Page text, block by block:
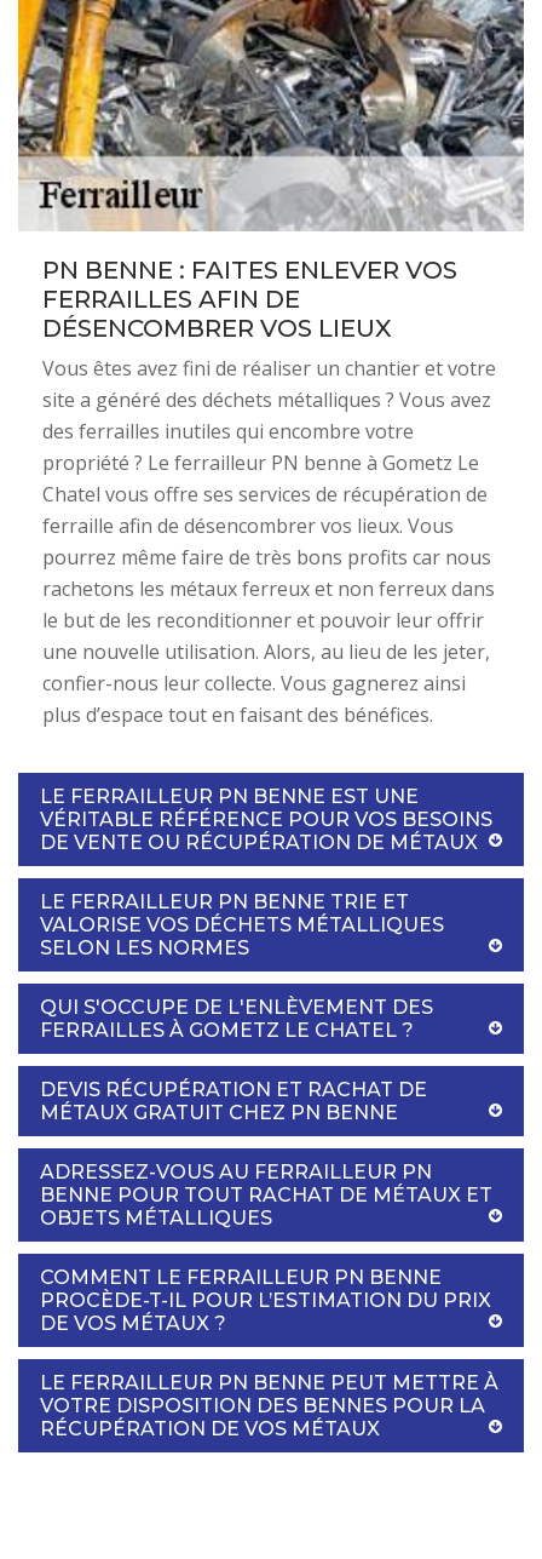
PN BENNE : FAITES ENLEVER VOS
FERRAILLES AFIN DE
DÉSENCOMBRER VOS LIEUX
Vous êtes avez fini de réaliser un chantier et votre
site a généré des déchets métalliques ? Vous avez
des ferrailles inutiles qui encombre votre
propriété ? Le ferrailleur PN benne à Gometz Le
Chatel vous offre ses services de récupération de
ferraille afin de désencombrer vos lieux. Vous
pourrez même faire de très bons profits car nous
rachetons les métaux ferreux et non ferreux dans
le but de les reconditionner et pouvoir leur offrir
une nouvelle utilisation. Alors, au lieu de les jeter,
confier-nous leur collecte. Vous gagnerez ainsi
plus d’espace tout en faisant des bénéfices.
LE FERRAILLEUR PN BENNE EST UNE
VÉRITABLE RÉFÉRENCE POUR VOS BESOINS
DE VENTE OU RÉCUPÉRATION DE MÉTAUX
LE FERRAILLEUR PN BENNE TRIE ET
VALORISE VOS DÉCHETS MÉTALLIQUES
SELON LES NORMES
QUI S'OCCUPE DE L'ENLÈVEMENT DES
FERRAILLES À GOMETZ LE CHATEL ?
DEVIS RÉCUPÉRATION ET RACHAT DE
MÉTAUX GRATUIT CHEZ PN BENNE
ADRESSEZ-VOUS AU FERRAILLEUR PN
BENNE POUR TOUT RACHAT DE MÉTAUX ET
OBJETS MÉTALLIQUES
COMMENT LE FERRAILLEUR PN BENNE
PROCÈDE-T-IL POUR L’ESTIMATION DU PRIX
DE VOS MÉTAUX ?
LE FERRAILLEUR PN BENNE PEUT METTRE À
VOTRE DISPOSITION DES BENNES POUR LA
RÉCUPÉRATION DE VOS MÉTAUX